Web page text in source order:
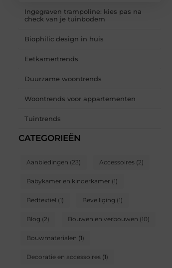
Ingegraven trampoline: kies pas na
check van je tuinbodem
Biophilic design in huis
Eetkamertrends
Duurzame woontrends
Woontrends voor appartementen
Tuintrends
CATEGORIEËN
Aanbiedingen (23) Accessoires (2)
Babykamer en kinderkamer (1)
Bedtextiel (1) Beveiliging (1)
Blog (2) Bouwen en verbouwen (10)
Bouwmaterialen (1)
Decoratie en accessoires (1)